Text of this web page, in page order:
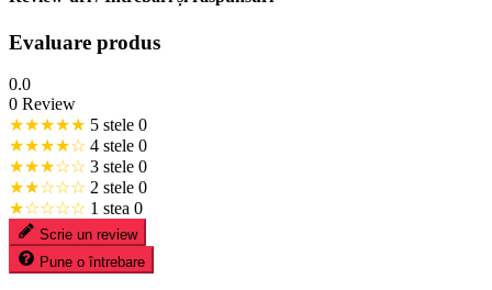
Evaluare produs
0.0
0 Review
★★★★★ 5 stele 0
★★★★☆ 4 stele 0
★★★☆☆ 3 stele 0
★★☆☆☆ 2 stele 0
★☆☆☆☆ 1 stea 0
Scrie un review
Pune o întrebare